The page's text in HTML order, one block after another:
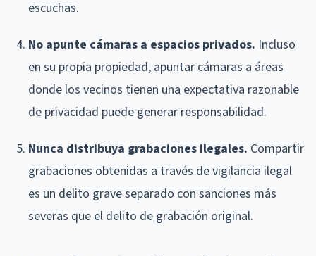
escuchas.
No apunte cámaras a espacios privados. Incluso
en su propia propiedad, apuntar cámaras a áreas
donde los vecinos tienen una expectativa razonable
de privacidad puede generar responsabilidad.
Nunca distribuya grabaciones ilegales. Compartir
grabaciones obtenidas a través de vigilancia ilegal
es un delito grave separado con sanciones más
severas que el delito de grabación original.